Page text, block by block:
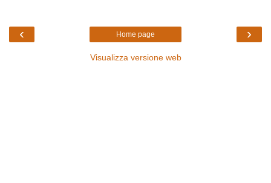
‹ ›
Home page
Visualizza versione web